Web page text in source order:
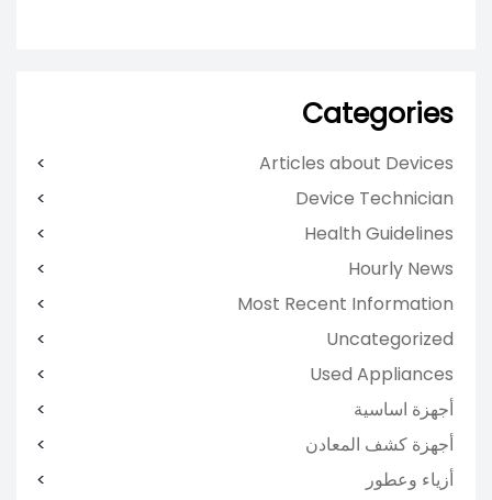
Categories
Articles about Devices
Device Technician
Health Guidelines
Hourly News
Most Recent Information
Uncategorized
Used Appliances
أجهزة اساسية
أجهزة كشف المعادن
أزياء وعطور